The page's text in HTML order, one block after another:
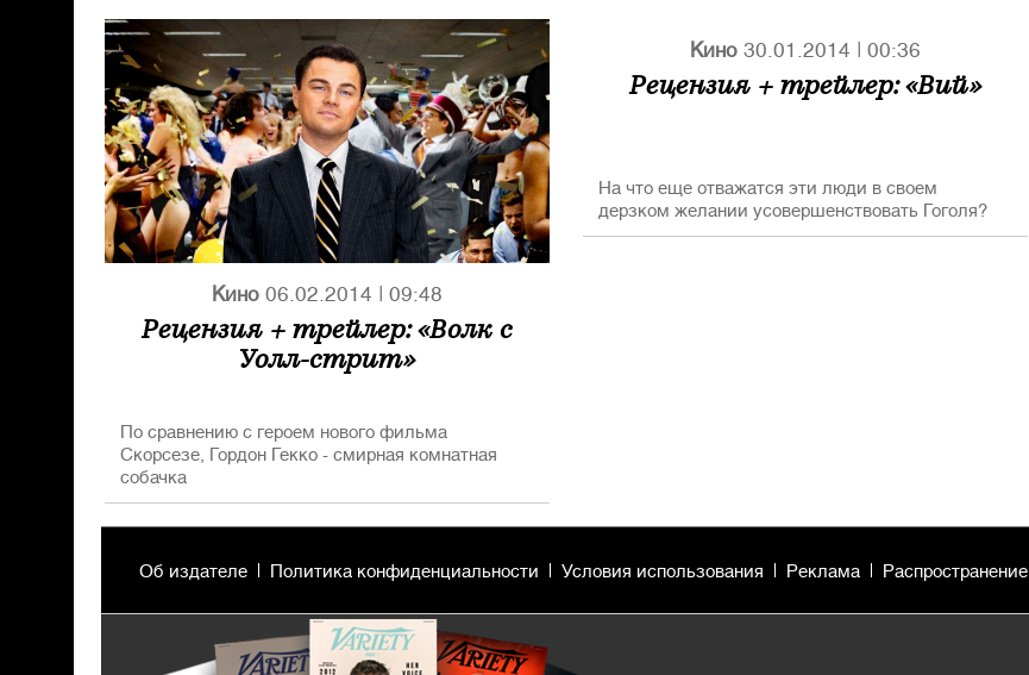
Кино 06.02.2014 09:48
Рецензия + трейлер: «Волк с
Уолл-стрит»
По сравнению с героем нового фильма
Скорсезе, Гордон Гекко - смирная комнатная
собачка
Кино 30.01.2014 00:36
Рецензия + трейлер: «Вий»
На что еще отважатся эти люди в своем
дерзком желании усовершенствовать Гоголя?
Об издателе Политика конфиденциальности Условия использования Реклама Распространение